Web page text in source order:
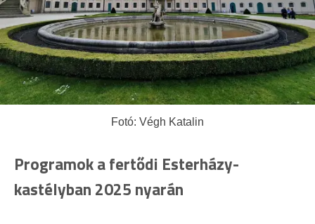
Fotó: Végh Katalin
Programok a fertődi Esterházy-
kastélyban 2025 nyarán